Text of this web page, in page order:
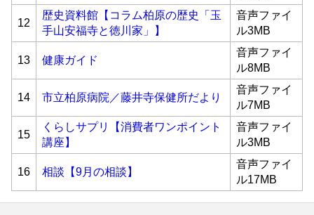
12
歴史資料館【コラム柏原の歴史「玉
手山安福寺と徳川家」】
音声ファイ
ル3MB
13 健康ガイド
音声ファイ
ル8MB
14 市立柏原病院／藤井寺保健所だより
音声ファイ
ル7MB
15
くらしサプリ【消費者ワンポイント
講座】
音声ファイ
ル3MB
16 相談【9月の相談】
音声ファイ
ル17MB